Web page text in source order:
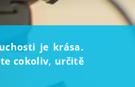
je krása.
cokoliv, určitě